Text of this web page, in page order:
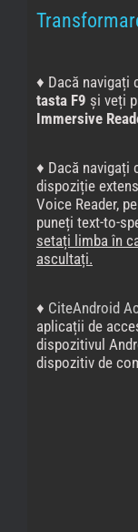
♦ Dacă navigați
tasta F9 și veți
Immersive
♦ Dacă navigați
dispoziție
Voice Reader,
puneți text-to-
setați limba în
ascultați.
♦ CiteAndroid
aplicații de
dispozitivul
dispozitiv de